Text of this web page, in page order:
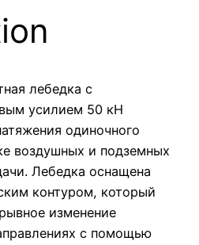
лебедка с
усилием 50 кН
одиночного
воздушных и подземных
Лебедка оснащена
контуром, который
изменение
с помощью